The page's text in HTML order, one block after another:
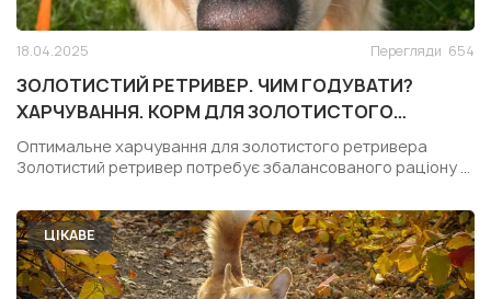
18.04.2025 Перегляди 654
ЗОЛОТИСТИЙ РЕТРИВЕР. ЧИМ ГОДУВАТИ?
ХАРЧУВАННЯ. КОРМ ДЛЯ ЗОЛОТИСТОГО
РЕТРИВЕРА
Оптимальне харчування для золотистого ретривера
Золотистий ретривер потребує збалансованого раціону ...
ЦІКАВЕ